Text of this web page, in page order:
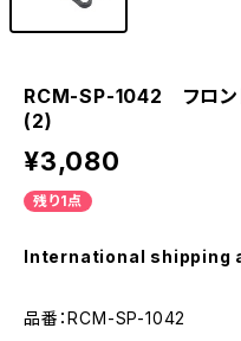
RCM-SP-1042 フロン
(2)
¥3,080
残り1点
International shipping
品番：RCM-SP-1042